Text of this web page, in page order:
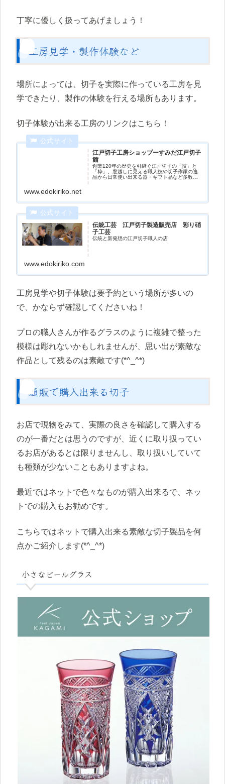
丁寧に優しく扱ってあげましょう！
工房見学・製作体験など
場所によっては、切子を実際に作っている工房を見
学できたり、製作の体験を行える場所もあります。
切子体験が出来る工房のリンクはこちら！
江戸切子工房ショップーすみだ江戸切子
館
創業120年の歴史を引継ぐ江戸切子の「技」と
「粋」。窓越しに見える職人技や切子作家の逸
品から日常使い出来る器・ギフト品など多数常
www.edokiriko.net
伝統工芸 江戸切子製造販売店 彩り硝
子工芸
伝統と新発想の江戸切子職人の店
www.edokiriko.com
工房見学や切子体験は要予約という場所が多いの
で、かならず確認してくださいね！
プロの職人さんが作るグラスのように複雑で整った
模様は彫れないかもしれませんが、思い出が素敵な
作品として残るのは素敵です(*^_^*)
通販で購入出来る切子
お店で現物をみて、実際の良さを確認して購入する
のが一番だとは思うのですが、近くに取り扱ってい
るお店があるとは限りませんし、取り扱いしていて
も種類が少ないこともありますよね。
最近ではネットで色々なものが購入出来るで、ネッ
トでの購入もお勧めです。
こちらではネットで購入出来る素敵な切子製品を何
点かご紹介します(*^_^*)
小さなビールグラス